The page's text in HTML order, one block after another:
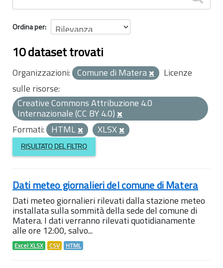
Ordina per
10 dataset trovati
Organizzazioni: Comune di Matera
Licenze
sulle risorse:
Creative Commons Attribuzione 4.0
Internazionale (CC BY 4.0)
Formati: HTML XLSX
RISULTATO DEL FILTRO
Dati meteo giornalieri del comune di Matera
Dati meteo giornalieri rilevati dalla stazione meteo
installata sulla sommità della sede del comune di
Matera. I dati verranno rilevati quotidianamente
alle ore 12:00, salvo...
Excel XLSX CSV HTML